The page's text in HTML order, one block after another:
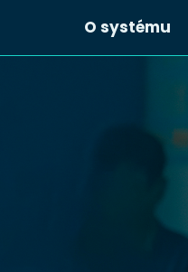
O systému